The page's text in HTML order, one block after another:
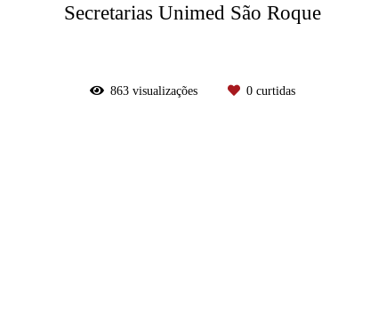
Secretarias Unimed São Roque
863visualizações 0curtidas